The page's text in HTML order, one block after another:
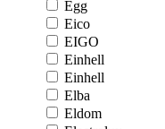
Egg
Eico
EIGO
Einhell
Einhell
Elba
Eldom